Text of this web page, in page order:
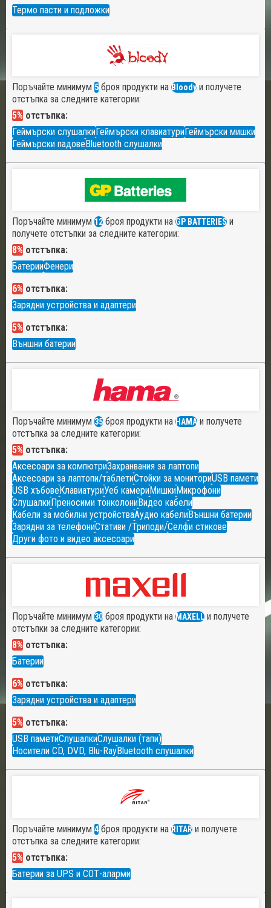
Термо пасти и подложки
Поръчайте минимум 5 броя продукти на Bloody и получете
отстъпка за следните категории:
5% отстъпка:
Геймърски слушалкиГеймърски клавиатуриГеймърски мишки
Геймърски падовеBluetooth слушалки
Поръчайте минимум 12 броя продукти на GP BATTERIES и
получете отстъпки за следните категории:
8% отстъпка:
БатерииФенери
6% отстъпка:
Зарядни устройства и адаптери
5% отстъпка:
Външни батерии
Поръчайте минимум 35 броя продукти на HAMA и получете
отстъпка за следните категории:
5% отстъпка:
Аксесоари за компютриЗахранвания за лаптопи
Аксесоари за лаптопи/таблетиСтойки за мониториUSB памети
USB хъбовеКлавиатуриУеб камериМишкиМикрофони
СлушалкиПреносими тонколониВидео кабели
Кабели за мобилни устройстваАудио кабелиВъншни батерии
Зарядни за телефониСтативи /Триподи/Селфи стикове
Други фото и видео аксесоари
Поръчайте минимум 30 броя продукти на MAXELL и получете
отстъпки за следните категории:
8% отстъпка:
Батерии
6% отстъпка:
Зарядни устройства и адаптери
5% отстъпка:
USB паметиСлушалкиСлушалки (тапи)
Носители CD, DVD, Blu-RayBluetooth слушалки
Поръчайте минимум 4 броя продукти на RITAR и получете
отстъпка за следните категории:
5% отстъпка:
Батерии за UPS и СОТ-аларми